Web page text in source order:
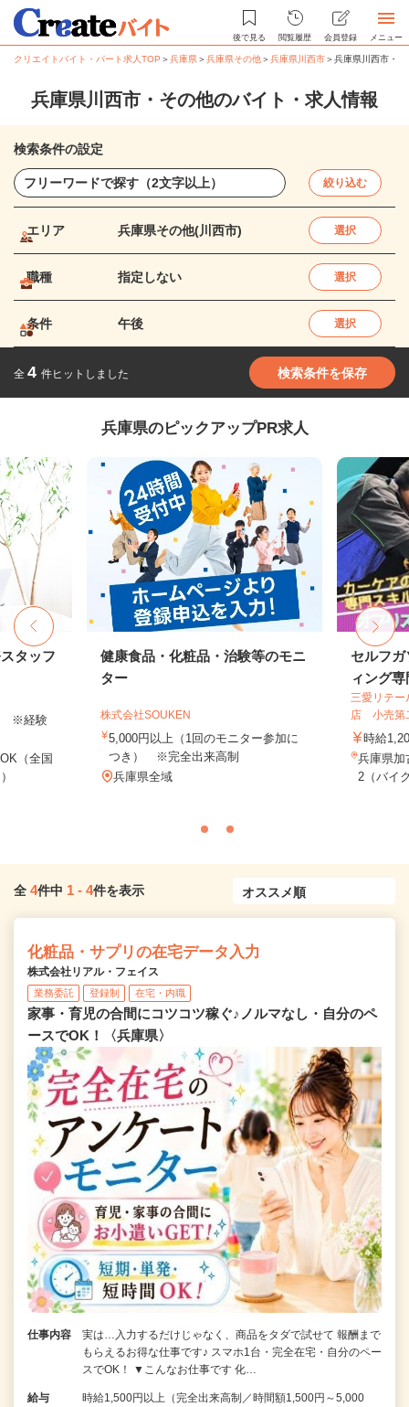
後で見る 閲覧履歴 会員登録 メニュー
クリエイトバイト・パート求人TOP ＞兵庫県＞兵庫県その他＞兵庫県川西市＞兵庫県川西市・
兵庫県川西市・その他のバイト・求人情報
検索条件の設定
絞り込む
エリア 兵庫県その他(川西市) 選択
職種 指定しない 選択
条件 午後 選択
全 4 件ヒットしました 検索条件を保存
兵庫県のピックアップPR求人
タッフ
※経験
（全国
健康食品・化粧品・治験等のモニ
ター
株式会社SOUKEN
5,000円以上（1回のモニター参加に
つき） ※完全出来高制
兵庫県全域
セルフ
ィング
三愛リテ
店 小売第
時給
兵庫県加
2（バイ
全 4件中 1 - 4件を表示
化粧品・サプリの在宅データ入力
株式会社リアル・フェイス
業務委託 登録制 在宅・内職
家事・育児の合間にコツコツ稼ぐ♪ノルマなし・自分のペ
ースでOK！〈兵庫県〉
仕事内容
実は…入力するだけじゃなく、商品をタダで試せて 報酬まで
もらえるお得な仕事です♪ スマホ1台・完全在宅・自分のペー
スでOK！ ▼こんなお仕事です 化…
給与
時給1,500円以上（完全出来高制／時間額1,500円～5,000